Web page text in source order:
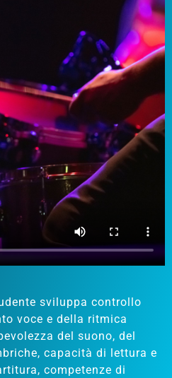
sviluppa controllo
voce e della ritmica
del suono, del
capacità di lettura e
competenze di